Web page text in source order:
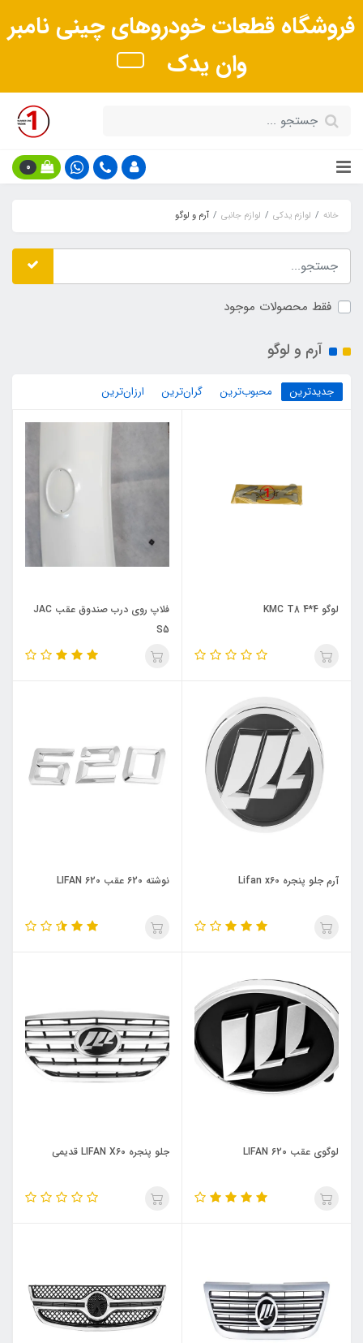
فروشگاه قطعات خودروهای چینی نامبر
وان یدک
0
خانه لوازم یدکی لوازم جانبی آرم و لوگو
فقط محصولات موجود
آرم و لوگو
جدیدترین محبوب‌ترین گران‌ترین ارزان‌ترین
لوگو 4*4 KMC T8
فلاپ روی درب صندوق عقب JAC
S5
آرم جلو پنجره Lifan x60 نوشته 620 عقب LIFAN 620
لوگوی عقب LIFAN 620 جلو پنجره LIFAN X60 قدیمی